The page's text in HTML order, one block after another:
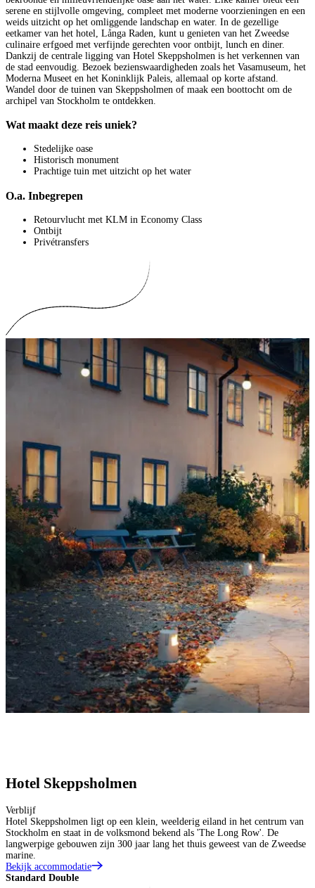
serene en stijlvolle omgeving, compleet met moderne voorzieningen en een
weids uitzicht op het omliggende landschap en water. In de gezellige
eetkamer van het hotel, Långa Raden, kunt u genieten van het Zweedse
culinaire erfgoed met verfijnde gerechten voor ontbijt, lunch en diner.
Dankzij de centrale ligging van Hotel Skeppsholmen is het verkennen van
de stad eenvoudig. Bezoek bezienswaardigheden zoals het Vasamuseum, het
Moderna Museet en het Koninklijk Paleis, allemaal op korte afstand.
Wandel door de tuinen van Skeppsholmen of maak een boottocht om de
archipel van Stockholm te ontdekken.
Wat maakt deze reis uniek?
Stedelijke oase
Historisch monument
Prachtige tuin met uitzicht op het water
O.a. Inbegrepen
Retourvlucht met KLM in Economy Class
Ontbijt
Privétransfers
Hotel Skeppsholmen
Verblijf
Hotel Skeppsholmen ligt op een klein, weelderig eiland in het centrum van
Stockholm en staat in de volksmond bekend als 'The Long Row'. De
langwerpige gebouwen zijn 300 jaar lang het thuis geweest van de Zweedse
marine.
Bekijk accommodatie
Standard Double